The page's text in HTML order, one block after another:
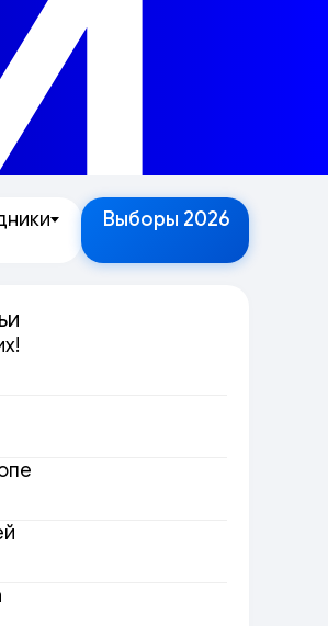
Выборы 2026